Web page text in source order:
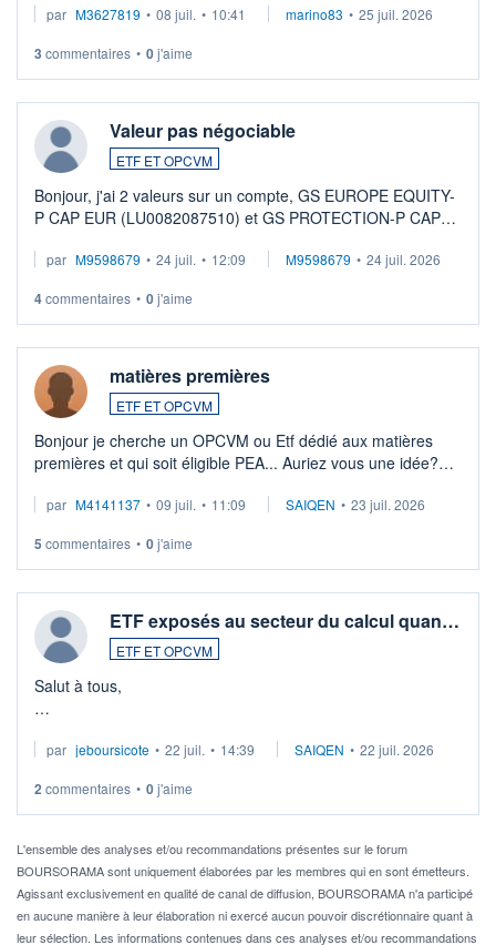
par M3627819 • 08 juil. • 10:41 marino83 • 25 juil. 2026
3 commentaires • 0j'aime
Valeur pas négociable
ETF ET OPCVM
Bonjour, j'ai 2 valeurs sur un compte, GS EUROPE EQUITY-
P CAP EUR (LU0082087510) et GS PROTECTION-P CAP
veux procéder à la vente, on me signale ...
par M9598679 • 24 juil. • 12:09 M9598679 • 24 juil. 2026
4commentaires • 0j'aime
matières premières
ETF ET OPCVM
Bonjour je cherche un OPCVM ou Etf dédié aux matières
premières et qui soit éligible PEA... Auriez vous une idée?
par M4141137 • 09 juil. • 11:09 SAIQEN • 23 juil. 2026
5 commentaires • 0j'aime
ETF exposés au secteur du calcul quan…
ETF ET OPCVM
Salut à tous,
via un ETF plutôt que des actions individuelles.
Idéalement, je voudrais qu'il soit éligible au PEA.
Pour l' ...
par jeboursicote • 22 juil. • 14:39 SAIQEN • 22 juil. 2026
2 commentaires • 0j'aime
L'ensemble des analyses et/ou recommandations présentes sur le forum
BOURSORAMA sont uniquement élaborées par les membres qui en sont émetteurs.
Agissant exclusivement en qualité de canal de diffusion, BOURSORAMA n'a participé
en aucune manière à leur élaboration ni exercé aucun pouvoir discrétionnaire quant à
leur sélection. Les informations contenues dans ces analyses et/ou recommandations